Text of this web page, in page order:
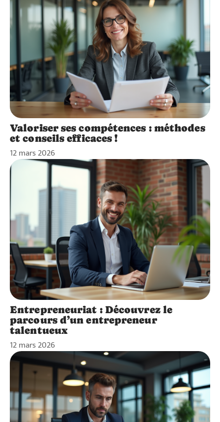
Valoriser ses compétences : méthodes
et conseils efficaces !
12 mars 2026
Entrepreneuriat : Découvrez le
parcours d’un entrepreneur
talentueux
12 mars 2026